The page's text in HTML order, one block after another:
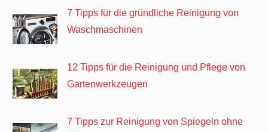
7 Tipps für die gründliche Reinigung von
Waschmaschinen
12 Tipps für die Reinigung und Pflege von
Gartenwerkzeugen
7 Tipps zur Reinigung von Spiegeln ohne